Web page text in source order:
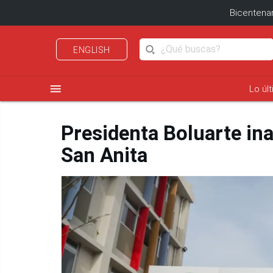
ENGLISH
menu Lo
Presidenta Boluarte
San Anita